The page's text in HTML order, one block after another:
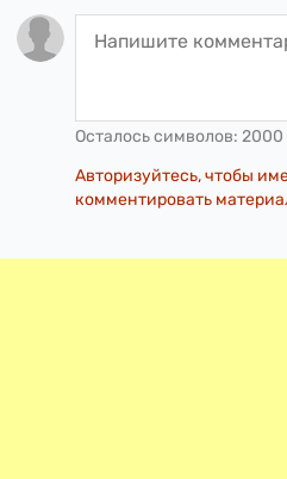
Осталось символов: 2000
Авторизуйтесь, чтобы
комментировать